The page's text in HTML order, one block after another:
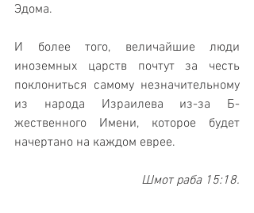
Эдома.
И более того, величайшие люди
иноземных царств почтут за честь
поклониться самому незначительному
из народа Израилева из-за Б-
жественного Имени, которое будет
начертано на каждом еврее.
Шмот раба 15:18.